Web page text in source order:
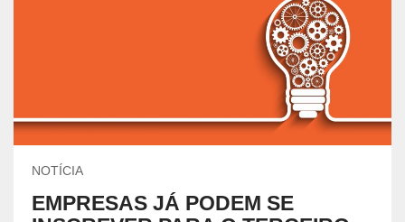
NOTÍCIA
EMPRESAS JÁ PODEM SE